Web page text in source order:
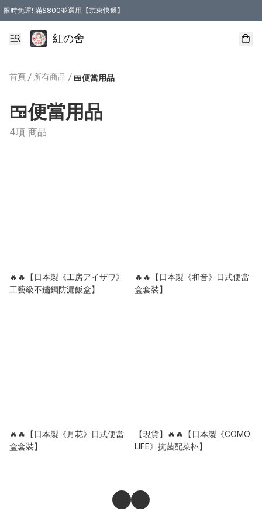
限時免運! 滿$800並選用【京東快遞】
紅の舍
首頁 / 所有商品 / 🍱便當用品
🍱便當用品
4項 商品
🔥🔥【日本製《工房アイザワ》
工藝級不鏽鋼防漏飯盒】
🔥🔥【日本製《和音》日式便當
盒套裝】
🔥🔥【日本製《月花》日式便當
盒套裝】
【現貨】🔥🔥【日本製《COMO
LIFE》抗菌配菜杯】